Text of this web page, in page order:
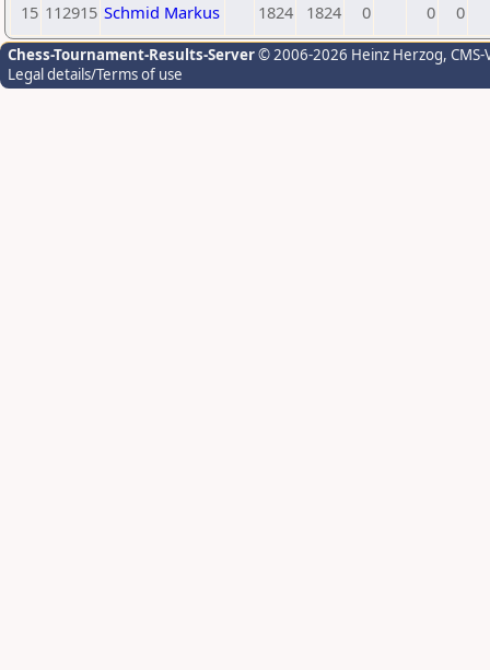
15 112915 Schmid Markus 1824 1824 0 0 0
Chess-Tournament-Results-Server© 2006-2026 Heinz Herzog,
Legal details/Terms of use